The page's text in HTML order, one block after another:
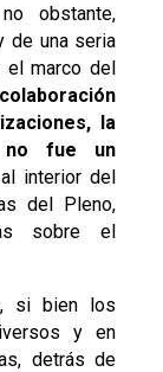
obstante,
de una seria
el marco del
la
no fue un
interior del
del Pleno,
sobre el
si bien los
y en
detrás de